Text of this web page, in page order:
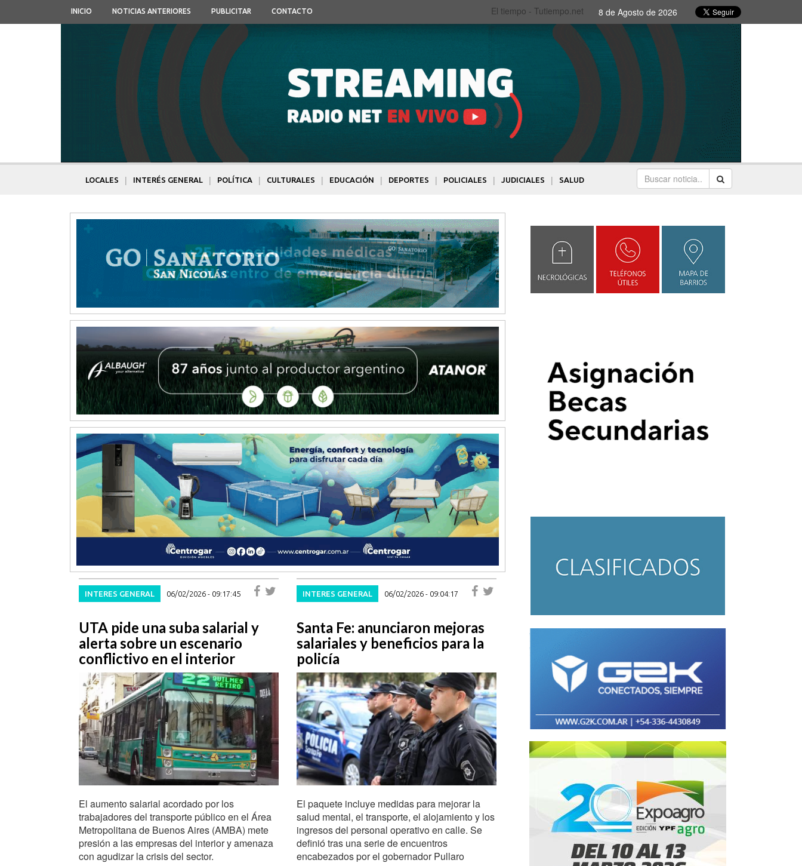
INICIO NOTICIAS ANTERIORES PUBLICITAR CONTACTO El tiempo - Tutiempo.net 8 de Agosto de 2026
LOCALES | INTERÉS GENERAL | POLÍTICA | CULTURALES | EDUCACIÓN | DEPORTES | POLICIALES | JUDICIALES | SALUD
INTERES GENERAL 06/02/2026 - 09:17:45
UTA pide una suba salarial y
alerta sobre un escenario
conflictivo en el interior
El aumento salarial acordado por los
trabajadores del transporte público en el Área
Metropolitana de Buenos Aires (AMBA) mete
presión a las empresas del interior y amenaza
con agudizar la crisis del sector.
INTERES GENERAL 06/02/2026 - 09:04:17
Santa Fe: anunciaron mejoras
salariales y beneficios para la
policía
El paquete incluye medidas para mejorar la
salud mental, el transporte, el alojamiento y los
ingresos del personal operativo en calle. Se
definió tras una serie de encuentros
encabezados por el gobernador Pullaro